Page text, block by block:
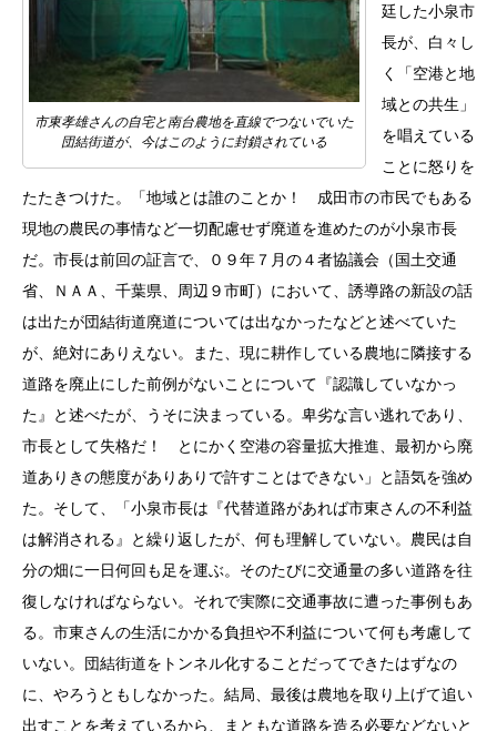
市東孝雄さんの自宅と南台農地を直線でつないでいた
団結街道が、今はこのように封鎖されている
廷した小泉市
長が、白々し
く「空港と地
域との共生」
を唱えている
ことに怒りを
たたきつけた。「地域とは誰のことか！ 成田市の市民でもある
現地の農民の事情など一切配慮せず廃道を進めたのが小泉市長
だ。市長は前回の証言で、０９年７月の４者協議会（国土交通
省、ＮＡＡ、千葉県、周辺９市町）において、誘導路の新設の話
は出たが団結街道廃道については出なかったなどと述べていた
が、絶対にありえない。また、現に耕作している農地に隣接する
道路を廃止にした前例がないことについて『認識していなかっ
た』と述べたが、うそに決まっている。卑劣な言い逃れであり、
市長として失格だ！ とにかく空港の容量拡大推進、最初から廃
道ありきの態度がありありで許すことはできない」と語気を強め
た。そして、「小泉市長は『代替道路があれば市東さんの不利益
は解消される』と繰り返したが、何も理解していない。農民は自
分の畑に一日何回も足を運ぶ。そのたびに交通量の多い道路を往
復しなければならない。それで実際に交通事故に遭った事例もあ
る。市東さんの生活にかかる負担や不利益について何も考慮して
いない。団結街道をトンネル化することだってできたはずなの
に、やろうともしなかった。結局、最後は農地を取り上げて追い
出すことを考えているから、まともな道路を造る必要などないと